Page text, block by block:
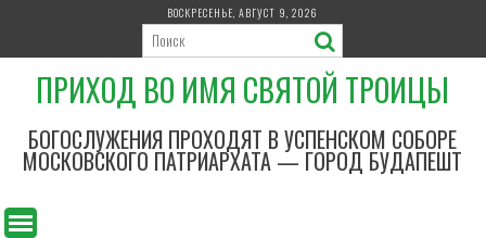
р
с
о
ВОСКРЕСЕНЬЕ, АВГУСТ 9, 2026
ПРИХОД ВО ИМЯ СВЯТОЙ ТРОИЦЫ
БОГОСЛУЖЕНИЯ ПРОХОДЯТ В УСПЕНСКОМ СОБОРЕ
МОСКОВСКОГО ПАТРИАРХАТА — ГОРОД БУДАПЕШТ